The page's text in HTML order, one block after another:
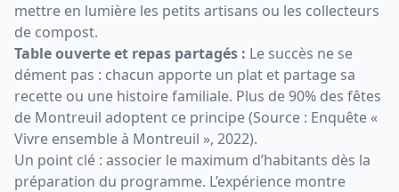
mettre en lumière les petits artisans ou les collecteurs
de compost.
Table ouverte et repas partagés : Le succès ne se
dément pas : chacun apporte un plat et partage sa
recette ou une histoire familiale. Plus de 90% des fêtes
de Montreuil adoptent ce principe (Source : Enquête «
Vivre ensemble à Montreuil », 2022).
Un point clé : associer le maximum d’habitants dès la
préparation du programme. L’expérience montre